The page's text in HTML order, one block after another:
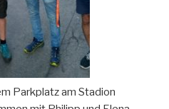
Parkplatz am Stadion